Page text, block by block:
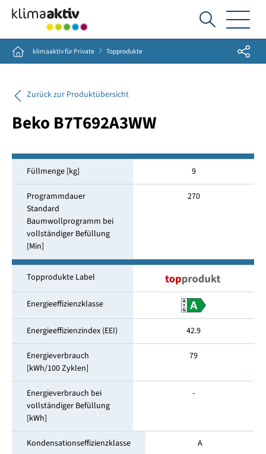
Ich
suche...
Home klimaaktiv für Private Topprodukte Share
Zurück zur Produktübersicht
Beko B7T692A3WW
Füllmenge [kg] 9
Programmdauer
Standard
Baumwollprogramm bei
vollständiger Befüllung
[Min]
270
Topprodukte Label
Energieeffizienzklasse
Energieeffizienzindex (EEI) 42.9
Energieverbrauch
[kWh/100 Zyklen]
79
Energieverbrauch bei
vollständiger Befüllung
[kWh]
-
Kondensationseffizienzklasse A